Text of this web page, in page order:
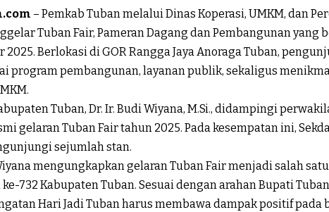
– Pemkab Tuban melalui Dinas Koperasi, UMKM, dan
Tuban Fair, Pameran Dagang dan Pembangunan yang
2025. Berlokasi di GOR Rangga Jaya Anoraga Tuban,
program pembangunan, layanan publik, sekaligus
Tuban, Dr. Ir. Budi Wiyana, M.Si., didampingi
gelaran Tuban Fair tahun 2025. Pada kesempatan ini,
sejumlah stan.
mengungkapkan gelaran Tuban Fair menjadi salah
732 Kabupaten Tuban. Sesuai dengan arahan Bupati
Hari Jadi Tuban harus membawa dampak positif pada